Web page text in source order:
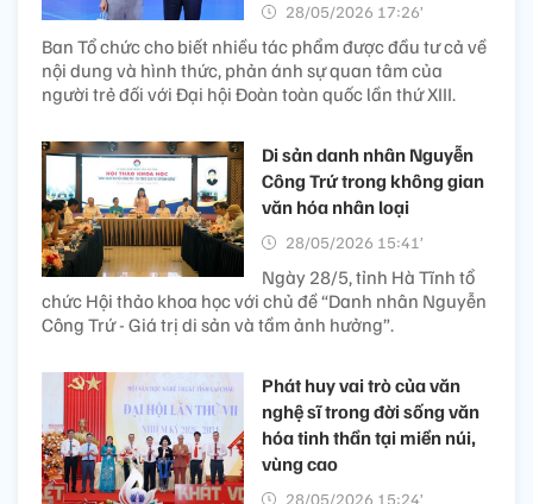
28/05/2026 17:26’
Ban Tổ chức cho biết nhiều tác phẩm được đầu tư cả về
nội dung và hình thức, phản ánh sự quan tâm của
người trẻ đối với Đại hội Đoàn toàn quốc lần thứ XIII.
Di sản danh nhân Nguyễn
Công Trứ trong không gian
văn hóa nhân loại
28/05/2026 15:41’
Ngày 28/5, tỉnh Hà Tĩnh tổ
chức Hội thảo khoa học với chủ đề “Danh nhân Nguyễn
Công Trứ - Giá trị di sản và tầm ảnh hưởng”.
Phát huy vai trò của văn
nghệ sĩ trong đời sống văn
hóa tinh thần tại miền núi,
vùng cao
28/05/2026 15:24’